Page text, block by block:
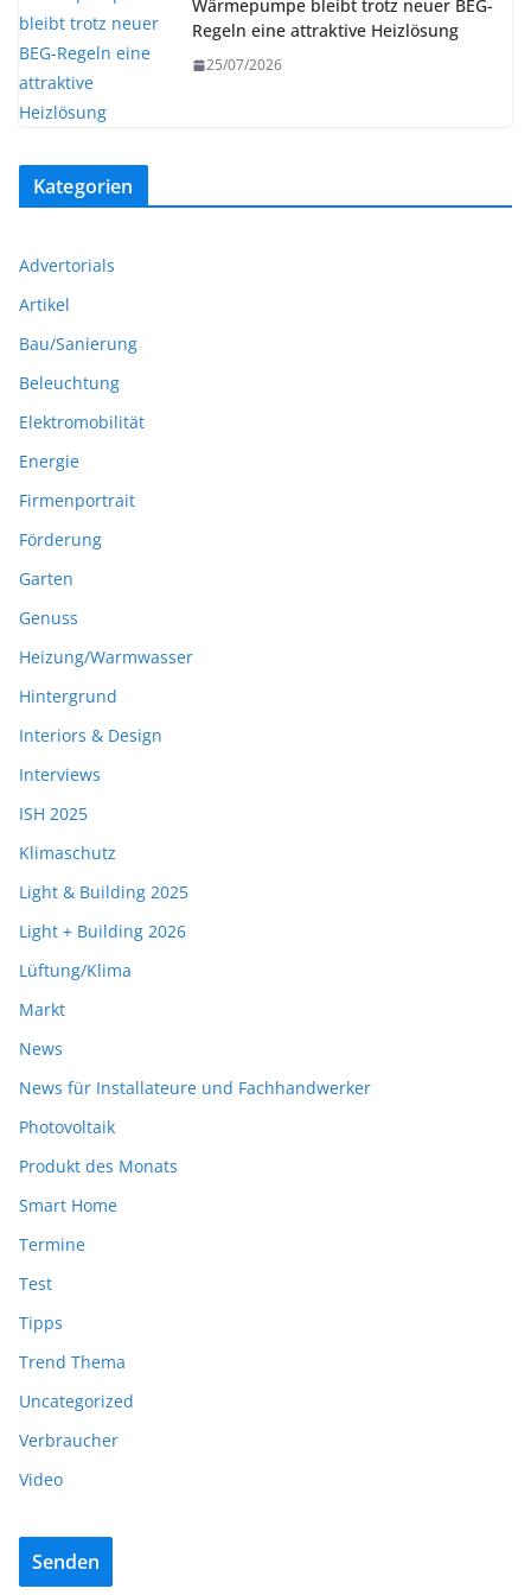
Wärmepumpe bleibt trotz neuer BEG-
Regeln eine attraktive Heizlösung
25/07/2026
Kategorien
Advertorials
Artikel
Bau/Sanierung
Beleuchtung
Elektromobilität
Energie
Firmenportrait
Förderung
Garten
Genuss
Heizung/Warmwasser
Hintergrund
Interiors & Design
Interviews
ISH 2025
Klimaschutz
Light & Building 2025
Light + Building 2026
Lüftung/Klima
Markt
News
News für Installateure und Fachhandwerker
Photovoltaik
Produkt des Monats
Smart Home
Termine
Test
Tipps
Trend Thema
Uncategorized
Verbraucher
Video
Senden